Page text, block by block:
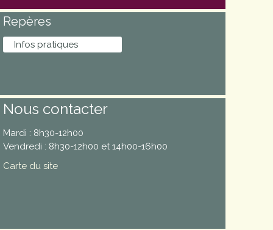
Repères
Infos pratiques
Nous contacter
Mardi : 8h30-12h00
Vendredi : 8h30-12h00 et 14h00-16h00
Carte du site